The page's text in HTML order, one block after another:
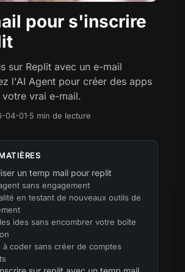
pour s'inscrire
sur Replit avec un e-mail
l'AI Agent pour créer des apps
votre vrai e-mail.
04-01·5 min de lecture
un temp mail pour replit
sans engagement
en testant de nouveaux outils de
ides sans encombrer votre boîte
à coder sans créer de comptes